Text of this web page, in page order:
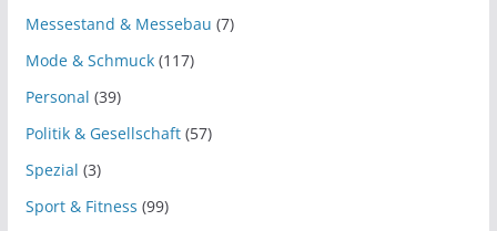
Messestand & Messebau (7)
Mode & Schmuck(117)
Personal (39)
Politik & Gesellschaft(57)
Spezial (3)
Sport & Fitness (99)